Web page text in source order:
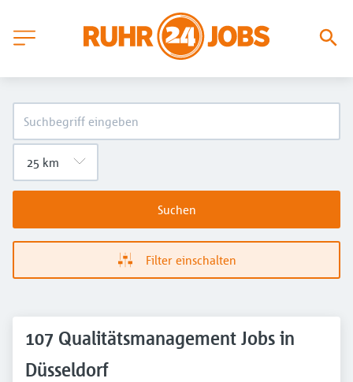
Suchen
Filter einschalten
107 Qualitätsmanagement Jobs in
Düsseldorf